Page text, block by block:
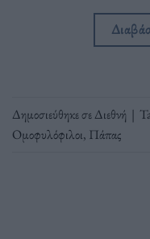
Δημοσιεύθηκε σεΔιεθνή |
Ομοφυλόφιλοι, Πάπας